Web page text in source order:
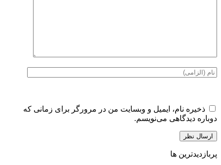
ذخیره نام، ایمیل و وبسایت من در مرورگر برای زمانی که
دوباره دیدگاهی می‌نویسم.
پربازدیدترین ها